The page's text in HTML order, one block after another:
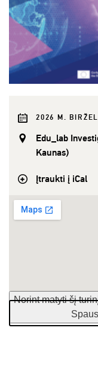
2026 M.
Edu_lab
Kaunas)
Įtraukti į iCal
Norint matyti šį